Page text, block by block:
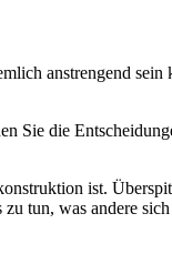
anstrengend sein
Sie die
ist.
tun, was andere